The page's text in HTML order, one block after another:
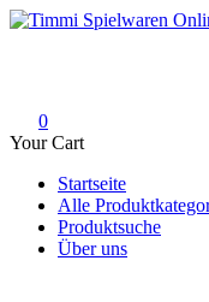
Skip
0
Your Cart
Startseite
Alle
Produktsuche
Über uns